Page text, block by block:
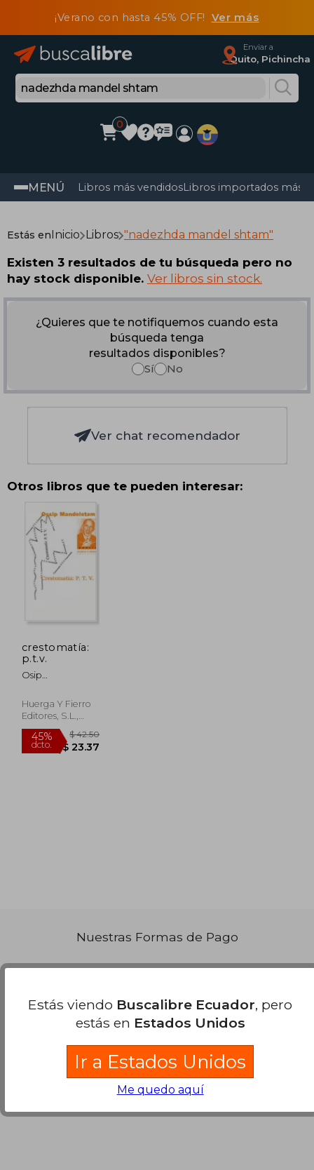
¡Verano con hasta 45% OFF! Ver más
Enviar a
Quito, Pichincha
0
MENÚ Libros más vendidosLibros importados más
Estás enInicio Libros "nadezhda mandel shtam"
Existen 3 resultados de tu búsqueda pero no
hay stock disponible. Ver libros sin stock.
¿Quieres que te notifiquemos cuando esta
búsqueda tenga
resultados disponibles?
Sí
No
Ver chat recomendador
Otros libros que te pueden interesar:
crestomatía:
p.t.v.
Osip
Mandel&quot,shtam
Huerga Y Fierro
Editores, S.l.,
Nuevo
Nuestras Formas de Pago
Estás viendo Buscalibre Ecuador, pero
estás en Estados Unidos
Ir a Estados Unidos
Me quedo aquí